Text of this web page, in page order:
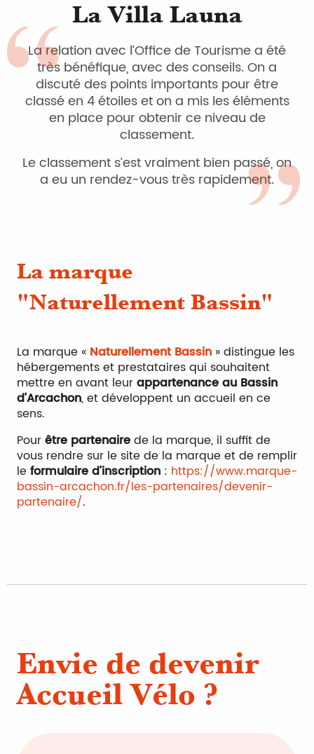
La Villa Launa
La relation avec l’Office de Tourisme a été
très bénéfique, avec des conseils. On a
discuté des points importants pour être
classé en 4 étoiles et on a mis les éléments
en place pour obtenir ce niveau de
classement.
Le classement s’est vraiment bien passé, on
a eu un rendez-vous très rapidement.
La marque
"Naturellement Bassin"
La marque « Naturellement Bassin » distingue les
hébergements et prestataires qui souhaitent
mettre en avant leurappartenance au Bassin
d’Arcachon, et développent un accueil en ce
sens.
Pourêtre partenairede la marque, il suffit de
vous rendre sur le site de la marque et de remplir
leformulaire d’inscription : https://www.marque-
bassin-arcachon.fr/les-partenaires/devenir-
partenaire/.
Envie de devenir
Accueil Vélo ?